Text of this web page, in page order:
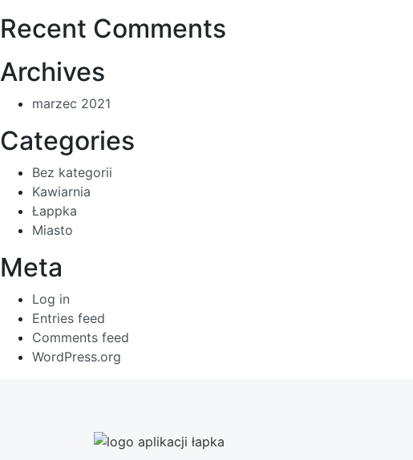
Recent Comments
Archives
marzec 2021
Categories
Bez kategorii
Kawiarnia
Łappka
Miasto
Meta
Log in
Entries feed
Comments feed
WordPress.org